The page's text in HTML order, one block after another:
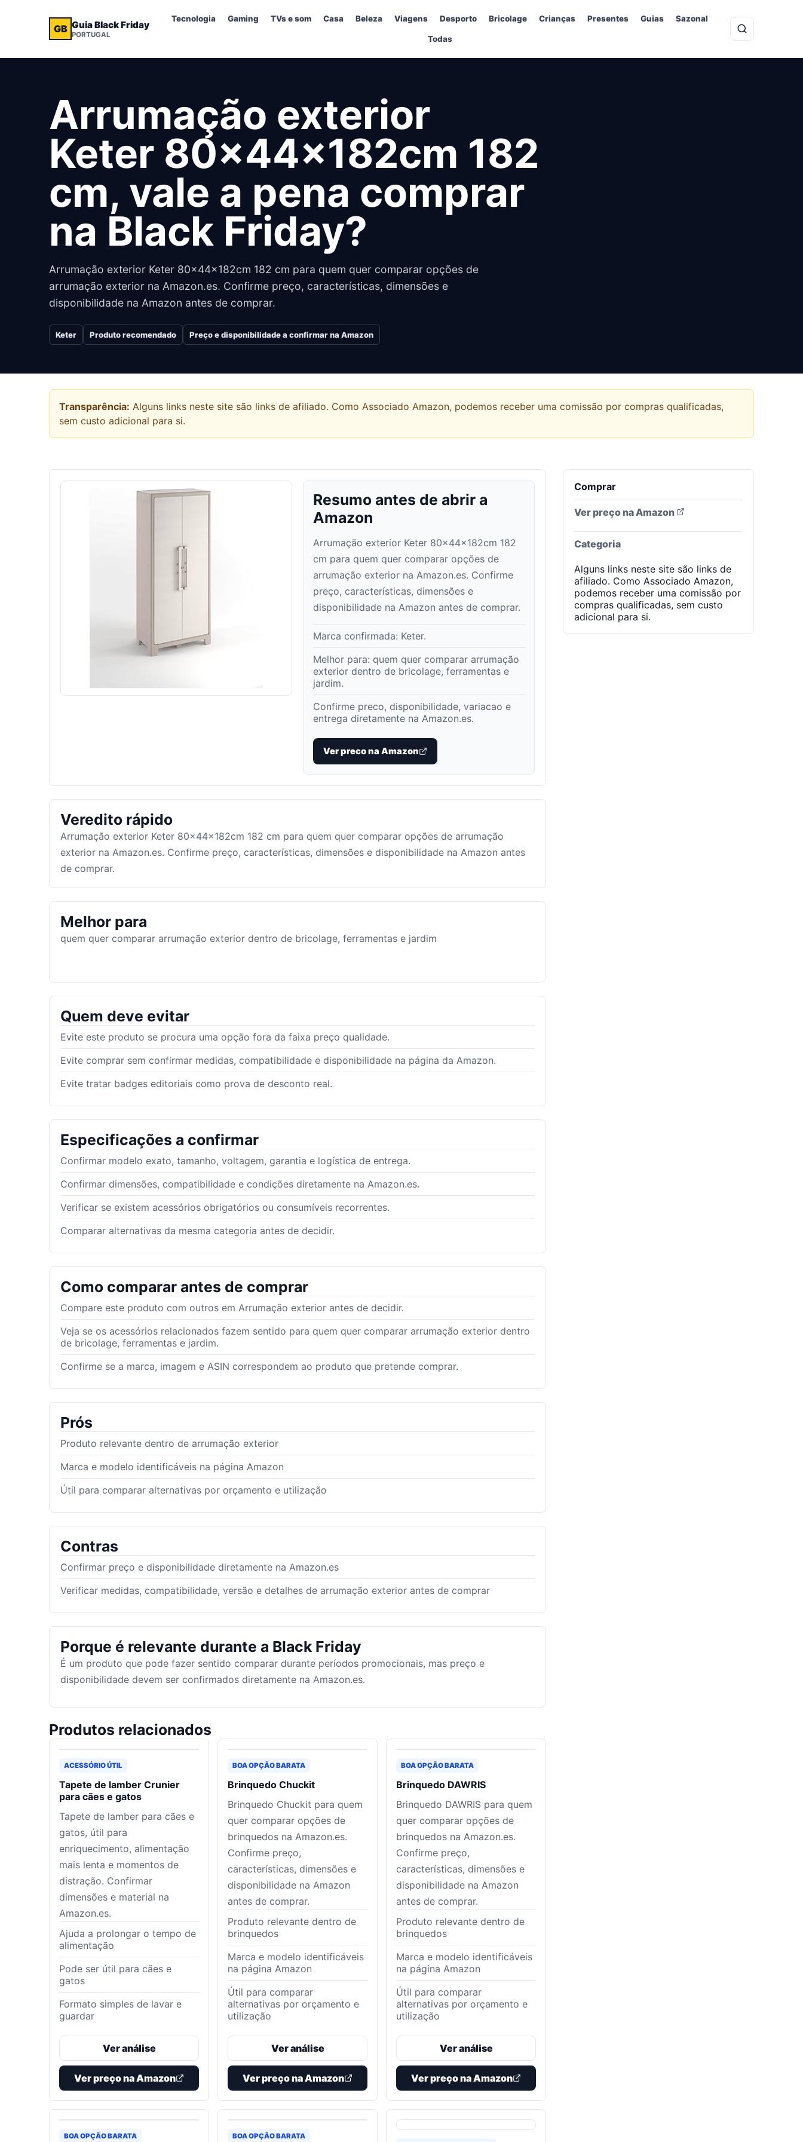
GB Guia Black Friday
PORTUGAL
Tecnologia Gaming TVs e som Casa Beleza Viagens Desporto Bricolage Crianças Presentes Guias Sazonal
Todas
Arrumação exterior
Keter 80x44x182cm 182
cm, vale a pena comprar
na Black Friday?
Arrumação exterior Keter 80x44x182cm 182 cm para quem quer comparar opções de
arrumação exterior na Amazon.es. Confirme preço, características, dimensões e
disponibilidade na Amazon antes de comprar.
Keter Produto recomendado Preço e disponibilidade a confirmar na Amazon
Transparência: Alguns links neste site são links de afiliado. Como Associado Amazon, podemos receber uma comissão por compras qualificadas,
sem custo adicional para si.
Resumo antes de abrir a
Amazon
Arrumação exterior Keter 80x44x182cm 182
cm para quem quer comparar opções de
arrumação exterior na Amazon.es. Confirme
preço, características, dimensões e
disponibilidade na Amazon antes de comprar.
Marca confirmada: Keter.
Melhor para: quem quer comparar arrumação
exterior dentro de bricolage, ferramentas e
jardim.
Confirme preco, disponibilidade, variacao e
entrega diretamente na Amazon.es.
Ver preco na Amazon
Veredito rápido
Arrumação exterior Keter 80x44x182cm 182 cm para quem quer comparar opções de arrumação
exterior na Amazon.es. Confirme preço, características, dimensões e disponibilidade na Amazon antes
de comprar.
Melhor para
quem quer comparar arrumação exterior dentro de bricolage, ferramentas e jardim
Quem deve evitar
Evite este produto se procura uma opção fora da faixa preço qualidade.
Evite comprar sem confirmar medidas, compatibilidade e disponibilidade na página da Amazon.
Evite tratar badges editoriais como prova de desconto real.
Especificações a confirmar
Confirmar modelo exato, tamanho, voltagem, garantia e logística de entrega.
Confirmar dimensões, compatibilidade e condições diretamente na Amazon.es.
Verificar se existem acessórios obrigatórios ou consumíveis recorrentes.
Comparar alternativas da mesma categoria antes de decidir.
Como comparar antes de comprar
Compare este produto com outros em Arrumação exterior antes de decidir.
Veja se os acessórios relacionados fazem sentido para quem quer comparar arrumação exterior dentro
de bricolage, ferramentas e jardim.
Confirme se a marca, imagem e ASIN correspondem ao produto que pretende comprar.
Prós
Produto relevante dentro de arrumação exterior
Marca e modelo identificáveis na página Amazon
Útil para comparar alternativas por orçamento e utilização
Contras
Confirmar preço e disponibilidade diretamente na Amazon.es
Verificar medidas, compatibilidade, versão e detalhes de arrumação exterior antes de comprar
Porque é relevante durante a Black Friday
É um produto que pode fazer sentido comparar durante períodos promocionais, mas preço e
disponibilidade devem ser confirmados diretamente na Amazon.es.
Produtos relacionados
ACESSÓRIO ÚTIL
Tapete de lamber Crunier
para cães e gatos
Tapete de lamber para cães e
gatos, útil para
enriquecimento, alimentação
mais lenta e momentos de
distração. Confirmar
dimensões e material na
Amazon.es.
Ajuda a prolongar o tempo de
alimentação
Pode ser útil para cães e
gatos
Formato simples de lavar e
guardar
Ver análise
Ver preço na Amazon
BOA OPÇÃO BARATA
Brinquedo Chuckit
Brinquedo Chuckit para quem
quer comparar opções de
brinquedos na Amazon.es.
Confirme preço,
características, dimensões e
disponibilidade na Amazon
antes de comprar.
Produto relevante dentro de
brinquedos
Marca e modelo identificáveis
na página Amazon
Útil para comparar
alternativas por orçamento e
utilização
Ver análise
Ver preço na Amazon
BOA OPÇÃO BARATA
Brinquedo DAWRIS
Brinquedo DAWRIS para quem
quer comparar opções de
brinquedos na Amazon.es.
Confirme preço,
características, dimensões e
disponibilidade na Amazon
antes de comprar.
Produto relevante dentro de
brinquedos
Marca e modelo identificáveis
na página Amazon
Útil para comparar
alternativas por orçamento e
utilização
Ver análise
Ver preço na Amazon
BOA OPÇÃO BARATA
BOA OPÇÃO BARATA
Comprar
Ver preço na Amazon
Categoria
Alguns links neste site são links de
afiliado. Como Associado Amazon,
podemos receber uma comissão por
compras qualificadas, sem custo
adicional para si.